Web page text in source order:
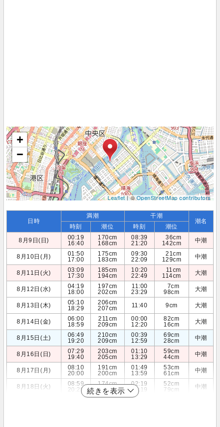
+
−
Leaflet| ©OpenStreetMap contributors
日時
満潮 干潮
潮名
時刻 潮位 時刻
潮位
8月9日(日)
00:19
16:40
170cm
168cm
08:39
21:20
36cm
142cm
中潮
8月10日(月)
01:50
17:00
175cm
183cm
09:30
22:09
21cm
129cm
中潮
8月11日(火)
03:09
17:30
185cm
194cm
10:20
22:49
11cm
114cm
大潮
8月12日(水)
04:19
18:00
197cm
202cm
11:00
23:29
7cm
98cm
大潮
8月13日(木)
05:10
18:29
206cm
207cm
11:40 9cm 大潮
8月14日(金)
06:00
18:59
211cm
209cm
00:00
12:20
82cm
16cm
大潮
8月15日(土)
06:49
19:20
210cm
209cm
00:39
12:59
69cm
28cm
中潮
8月16日(日)
07:29
19:40
203cm
205cm
01:10
13:29
59cm
44cm
中潮
8月17日(月)
08:10
20:00
191cm
200cm
01:49
13:59
53cm
61cm
中潮
8月18日(火)
08:59
20:29
174cm
192cm
02:19
14:19
52cm
79cm
中潮
続きを表示